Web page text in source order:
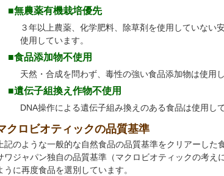
■無農薬有機栽培優先
３年以上農薬、化学肥料、除草剤を使用していない
使用しています。
■食品添加物不使用
天然・合成を問わず、毒性の強い食品添加物は使用
■遺伝子組換え作物不使用
DNA操作による遺伝子組み換えのある食品は使用し
クロビオティックの品質基準
記のような一般的な自然食品の品質基準をクリアーした
ワジャパン独自の品質基準（マクロビオティックの考え
うに再度食品を選別しています。